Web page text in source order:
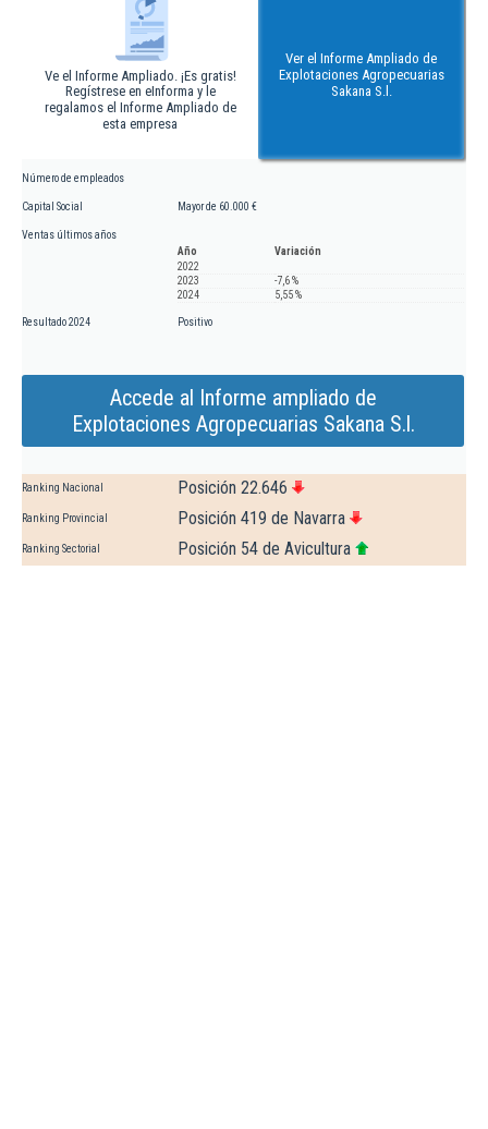
Ve el Informe Ampliado. ¡Es gratis!
Regístrese en eInforma y le
regalamos el Informe Ampliado de
esta empresa
Ver el Informe Ampliado de
Explotaciones Agropecuarias
Sakana S.l.
Número de empleados
Capital Social Mayor de 60.000 €
Ventas últimos años
Año
Variación
2022
2023
-7,6 %
2024
5,55 %
Resultado 2024 Positivo
Accede al Informe ampliado de
Explotaciones Agropecuarias Sakana S.l.
Ranking Nacional Posición 22.646
Ranking Provincial Posición 419 de Navarra
Ranking Sectorial Posición 54 de Avicultura